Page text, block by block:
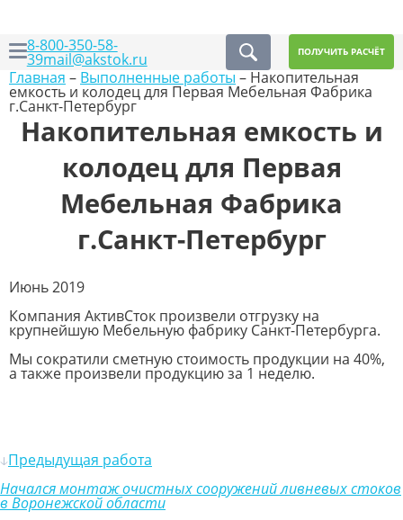
8-800-350-58-
39mail@akstok.ru ПОЛУЧИТЬ РАСЧЁТ
Главная – Выполненные работы – Накопительная
емкость и колодец для Первая Мебельная Фабрика
г.Санкт-Петербург
Накопительная емкость и
колодец для Первая
Мебельная Фабрика
г.Санкт-Петербург
Июнь 2019
Компания АктивСток произвели отгрузку на
крупнейшую Мебельную фабрику Санкт-Петербурга.
Мы сократили сметную стоимость продукции на 40%,
а также произвели продукцию за 1 неделю.
Предыдущая работа
Начался монтаж очистных сооружений ливневых стоков
в Воронежской области